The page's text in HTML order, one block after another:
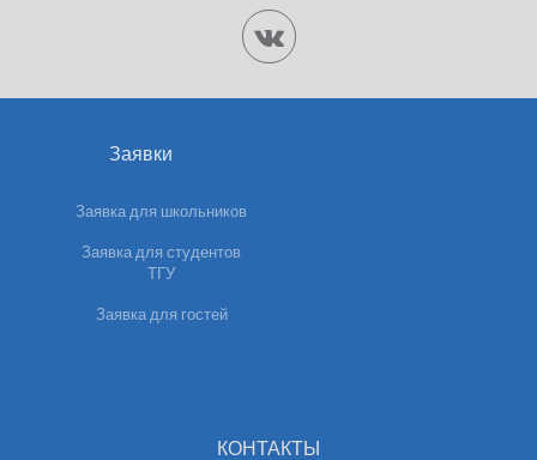
Заявки
Заявка для школьников
Заявка для студентов
ТГУ
Заявка для гостей
КОНТАКТЫ